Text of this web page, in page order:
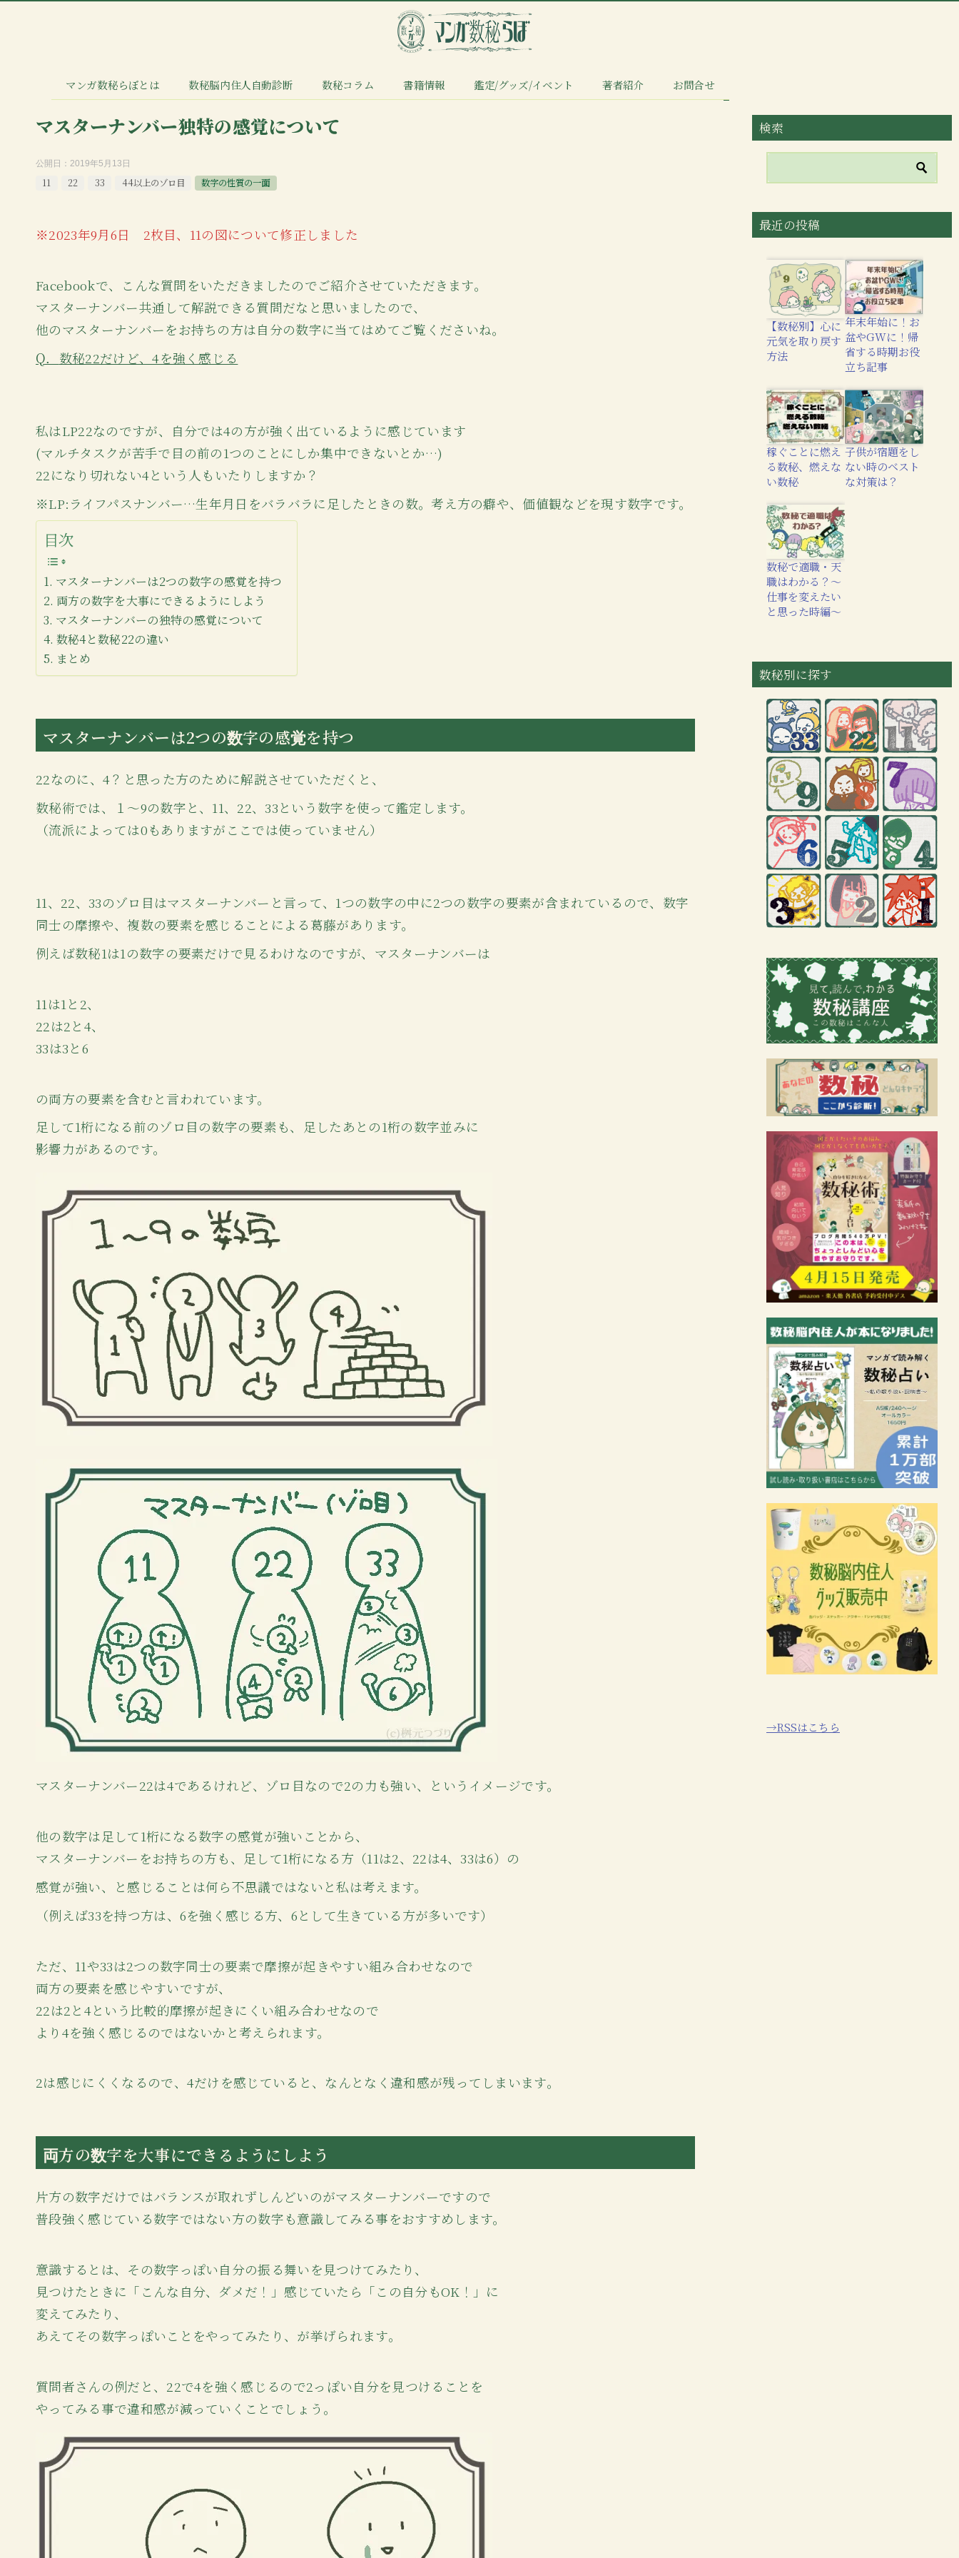
マンガ数秘らぼとは 数秘脳内住人自動診断 数秘コラム 書籍情報 鑑定/グッズ/イベント 著者紹介 お問合せ
マスターナンバー独特の感覚について
公開日： 2019年5月13日
11 22 33 44以上のゾロ目 数字の性質の一面
※2023年9月6日 2枚目、11の図について修正しました
Facebookで、こんな質問をいただきましたのでご紹介させていただきます。
マスターナンバー共通して解説できる質問だなと思いましたので、
他のマスターナンバーをお持ちの方は自分の数字に当てはめてご覧くださいね。
Q． 数秘22だけど、4を強く感じる
私はLP22なのですが、自分では4の方が強く出ているように感じています
(マルチタスクが苦手で目の前の1つのことにしか集中できないとか…)
22になり切れない4という人もいたりしますか？
※LP:ライフパスナンバー…生年月日をバラバラに足したときの数。考え方の癖や、価値観などを現す数字です。
目次
マスターナンバーは2つの数字の感覚を持つ
両方の数字を大事にできるようにしよう
マスターナンバーの独特の感覚について
数秘4と数秘22の違い
まとめ
マスターナンバーは2つの数字の感覚を持つ
22なのに、4？と思った方のために解説させていただくと、
数秘術では、１〜9の数字と、11、22、33という数字を使って鑑定します。
（流派によっては0もありますがここでは使っていません）
11、22、33のゾロ目はマスターナンバーと言って、1つの数字の中に2つの数字の要素が含まれているので、数字
同士の摩擦や、複数の要素を感じることによる葛藤があります。
例えば数秘1は1の数字の要素だけで見るわけなのですが、マスターナンバーは
11は1と2、
22は2と4、
33は3と6
の両方の要素を含むと言われています。
足して1桁になる前のゾロ目の数字の要素も、足したあとの1桁の数字並みに
影響力があるのです。
マスターナンバー22は4であるけれど、ゾロ目なので2の力も強い、というイメージです。
他の数字は足して1桁になる数字の感覚が強いことから、
マスターナンバーをお持ちの方も、足して1桁になる方（11は2、22は4、33は6）の
感覚が強い、と感じることは何ら不思議ではないと私は考えます。
（例えば33を持つ方は、6を強く感じる方、6として生きている方が多いです）
ただ、11や33は2つの数字同士の要素で摩擦が起きやすい組み合わせなので
両方の要素を感じやすいですが、
22は2と4という比較的摩擦が起きにくい組み合わせなので
より4を強く感じるのではないかと考えられます。
2は感じにくくなるので、4だけを感じていると、なんとなく違和感が残ってしまいます。
両方の数字を大事にできるようにしよう
片方の数字だけではバランスが取れずしんどいのがマスターナンバーですので
普段強く感じている数字ではない方の数字も意識してみる事をおすすめします。
意識するとは、その数字っぽい自分の振る舞いを見つけてみたり、
見つけたときに「こんな自分、ダメだ！」感じていたら「この自分もOK！」に
変えてみたり、
あえてその数字っぽいことをやってみたり、が挙げられます。
質問者さんの例だと、22で4を強く感じるので2っぽい自分を見つけることを
やってみる事で違和感が減っていくことでしょう。
検索
最近の投稿
【数秘別】心に
元気を取り戻す
方法
年末年始に！お
盆やGWに！帰
省する時期お役
立ち記事
稼ぐことに燃え
る数秘、燃えな
い数秘
子供が宿題をし
ない時のベスト
な対策は？
数秘で適職・天
職はわかる？〜
仕事を変えたい
と思った時編〜
数秘別に探す
→RSSはこちら